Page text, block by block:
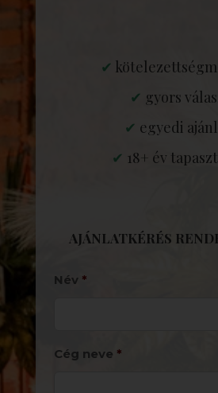
✔
✔ gyors
✔ egyedi
✔ 18+ év
AJÁNLATKÉRÉS
Név *
Cég neve *